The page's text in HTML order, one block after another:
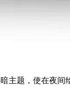
主题，使在夜间